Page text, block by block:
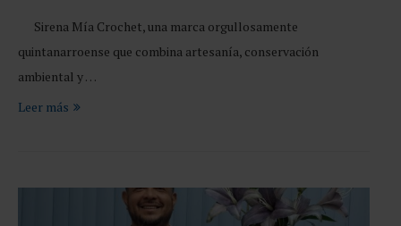
Sirena Mía Crochet, una marca orgullosamente
quintanarroense que combina artesanía, conservación
ambiental y …
Leer más